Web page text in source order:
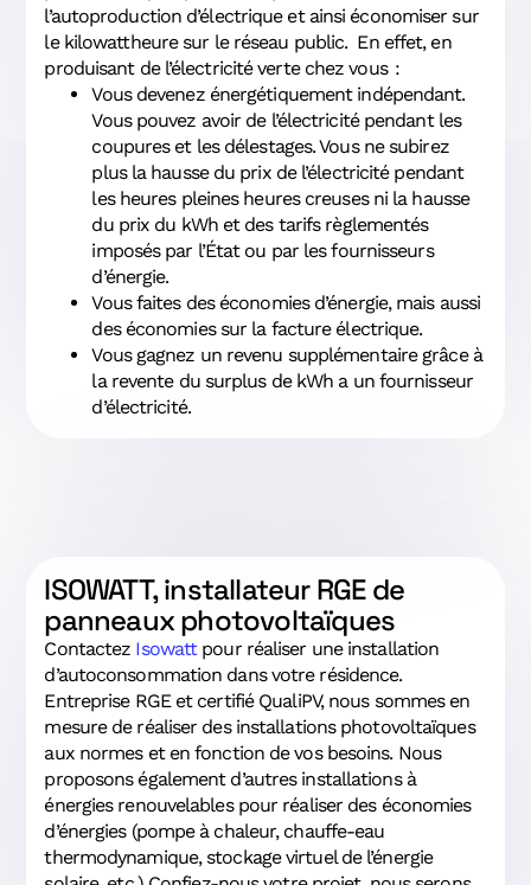
l’autoproduction d’électrique et ainsi économiser sur
le kilowattheure sur le réseau public. En effet, en
produisant de l’électricité verte chez vous :
Vous devenez énergétiquement indépendant.
Vous pouvez avoir de l’électricité pendant les
coupures et les délestages. Vous ne subirez
plus la hausse du prix de l’électricité pendant
les heures pleines heures creuses ni la hausse
du prix du kWh et des tarifs règlementés
imposés par l’État ou par les fournisseurs
d’énergie.
Vous faites des économies d’énergie, mais aussi
des économies sur la facture électrique.
Vous gagnez un revenu supplémentaire grâce à
la revente du surplus de kWh a un fournisseur
d’électricité.
ISOWATT, installateur RGE de
panneaux photovoltaïques
Contactez Isowattpour réaliser une installation
d’autoconsommation dans votre résidence.
Entreprise RGE et certifié QualiPV, nous sommes en
mesure de réaliser des installations photovoltaïques
aux normes et en fonction de vos besoins. Nous
proposons également d’autres installations à
énergies renouvelables pour réaliser des économies
d’énergies (pompe à chaleur, chauffe-eau
thermodynamique, stockage virtuel de l’énergie